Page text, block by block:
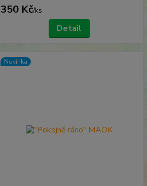
350 Kč/ks
Detail
Novinka